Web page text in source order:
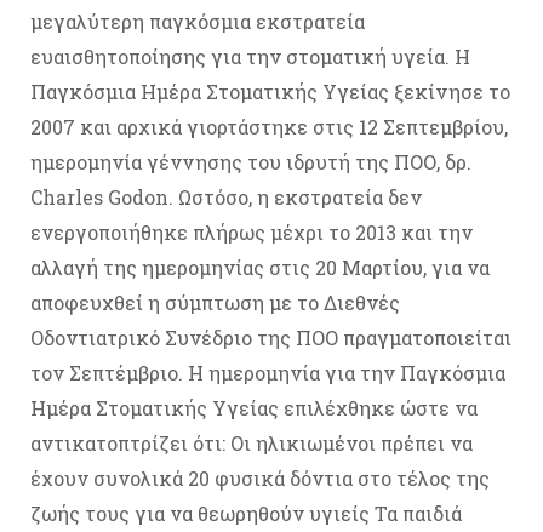
μεγαλύτερη παγκόσμια εκστρατεία
ευαισθητοποίησης για την στοματική υγεία. Η
Παγκόσμια Ημέρα Στοματικής Υγείας ξεκίνησε το
2007 και αρχικά γιορτάστηκε στις 12 Σεπτεμβρίου,
ημερομηνία γέννησης του ιδρυτή της ΠΟΟ, δρ.
Charles Godon. Ωστόσο, η εκστρατεία δεν
ενεργοποιήθηκε πλήρως μέχρι το 2013 και την
αλλαγή της ημερομηνίας στις 20 Μαρτίου, για να
αποφευχθεί η σύμπτωση με το Διεθνές
Οδοντιατρικό Συνέδριο της ΠΟΟ πραγματοποιείται
τον Σεπτέμβριο. Η ημερομηνία για την Παγκόσμια
Ημέρα Στοματικής Υγείας επιλέχθηκε ώστε να
αντικατοπτρίζει ότι: Οι ηλικιωμένοι πρέπει να
έχουν συνολικά 20 φυσικά δόντια στο τέλος της
ζωής τους για να θεωρηθούν υγιείς Τα παιδιά